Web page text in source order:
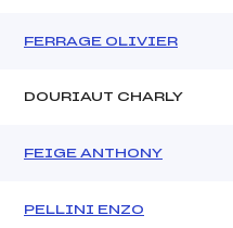
FERRAGE OLIVIER
DOURIAUT CHARLY
FEIGE ANTHONY
PELLINI ENZO